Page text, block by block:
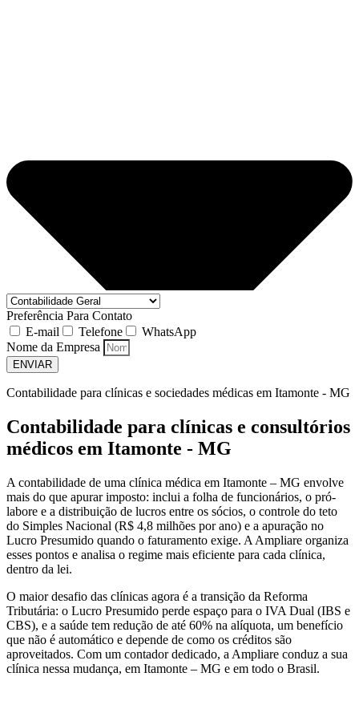
Preferência Para Contato
E-mail
Telefone
WhatsApp
Nome da Empresa
ENVIAR
Contabilidade para clínicas e sociedades médicas em Itamonte - MG
Contabilidade para clínicas e consultórios
médicos em Itamonte - MG
A contabilidade de uma clínica médica em Itamonte – MG envolve
mais do que apurar imposto: inclui a folha de funcionários, o pró-
labore e a distribuição de lucros entre os sócios, o controle do teto
do Simples Nacional (R$ 4,8 milhões por ano) e a apuração no
Lucro Presumido quando o faturamento exige. A Ampliare organiza
esses pontos e analisa o regime mais eficiente para cada clínica,
dentro da lei.
O maior desafio das clínicas agora é a transição da Reforma
Tributária: o Lucro Presumido perde espaço para o IVA Dual (IBS e
CBS), e a saúde tem redução de até 60% na alíquota, um benefício
que não é automático e depende de como os créditos são
aproveitados. Com um contador dedicado, a Ampliare conduz a sua
clínica nessa mudança, em Itamonte – MG e em todo o Brasil.